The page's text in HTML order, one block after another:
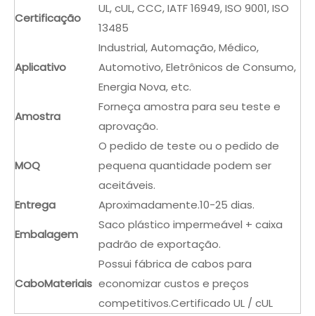
Certificação
UL, cUL, CCC, IATF 16949, ISO 9001, ISO
13485
Aplicativo
Industrial, Automação, Médico,
Automotivo, Eletrônicos de Consumo,
Energia Nova, etc.
Amostra
Forneça amostra para seu teste e
aprovação.
MOQ
O pedido de teste ou o pedido de
pequena quantidade podem ser
aceitáveis.
Entrega
Aproximadamente.10-25 dias.
Embalagem
Saco plástico impermeável + caixa
padrão de exportação.
CaboMateriais
Possui fábrica de cabos para
economizar custos e preços
competitivos.Certificado UL / cUL